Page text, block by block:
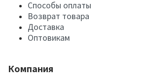
Способы оплаты
Возврат товара
Доставка
Оптовикам
Компания